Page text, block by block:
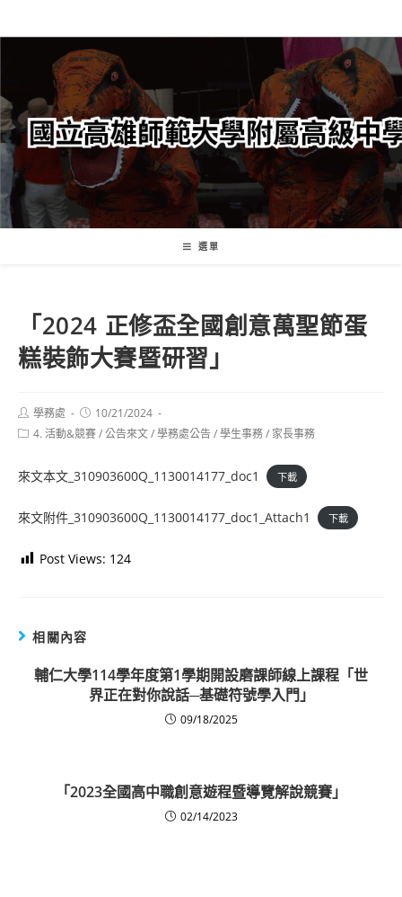
轉
要
內
容
選單
「2024 正修盃全國創意萬聖節蛋
糕裝飾大賽暨研習」
Post
author:
學務處
Post
published:
10/21/2024
Post4. 活動&競賽/公告來文/學務處公告/學生事務/ 家長事務
來文本文_310903600Q_1130014177_doc1 下載
來文附件_310903600Q_1130014177_doc1_Attach1 下載
Post Views: 124
相關內容
輔仁大學114學年度第1學期開設磨課師線上課程「世
界正在對你說話─基礎符號學入門」
09/18/2025
「2023全國高中職創意遊程暨導覽解說競賽」
02/14/2023